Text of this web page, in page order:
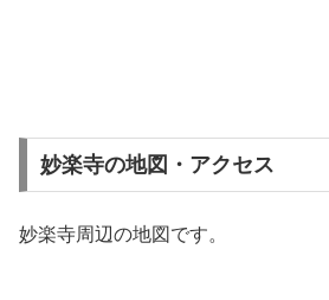
妙楽寺の地図・アクセス
妙楽寺周辺の地図です。